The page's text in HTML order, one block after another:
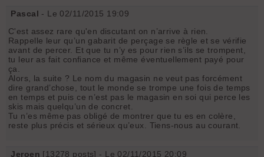
Pascal - Le 02/11/2015 19:09
C'est assez rare qu'en discutant on n’arrive à rien.
Rappelle leur qu’un gabarit de perçage se règle et se vérifie
avant de percer. Et que tu n’y es pour rien s’ils se trompent,
tu leur as fait confiance et même éventuellement payé pour
ça.
Alors, la suite ? Le nom du magasin ne veut pas forcément
dire grand’chose, tout le monde se trompe une fois de temps
en temps et puis ce n’est pas le magasin en soi qui perce les
skis mais quelqu’un de concret.
Tu n’es même pas obligé de montrer que tu es en colère,
reste plus précis et sérieux qu’eux. Tiens-nous au courant.
Jeroen [13278 posts] - Le 02/11/2015 20:09